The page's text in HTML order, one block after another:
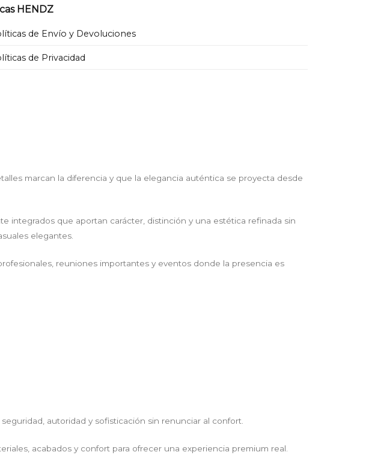
HENDZ
de Envío y Devoluciones
de Privacidad
marcan la diferencia y que la elegancia auténtica se proyecta desde
integrados que aportan carácter, distinción y una estética refinada sin
elegantes.
reuniones importantes y eventos donde la presencia es
autoridad y sofisticación sin renunciar al confort.
acabados y confort para ofrecer una experiencia premium real.